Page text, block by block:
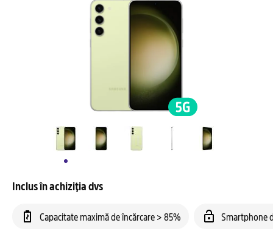
Inclus în achiziția dvs
Capacitate maximă de încărcare > 85% Smartphone